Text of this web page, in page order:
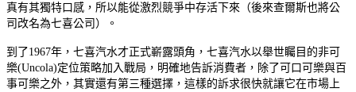
真有其獨特口感，所以能從激烈競爭中存活下來（後來查爾斯也將公
司改名為七喜公司）。
到了1967年，七喜汽水才正式嶄露頭角，七喜汽水以舉世矚目的非可
樂(Uncola)定位策略加入戰局，明確地告訴消費者，除了可口可樂與百
事可樂之外，其實還有第三種選擇，這樣的訴求很快就讓它在市場上